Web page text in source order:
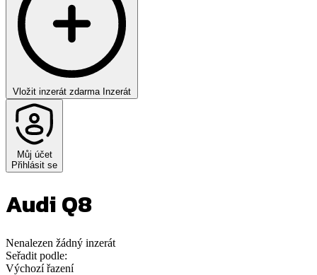
Vložit inzerát zdarma Inzerát
Můj účet
Přihlásit se
Audi Q8
Nenalezen žádný inzerát
Seřadit podle:
Výchozí řazení